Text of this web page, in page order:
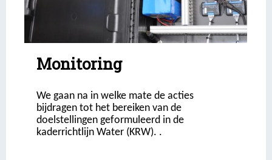
Monitoring
We gaan na in welke mate de acties
bijdragen tot het bereiken van de
doelstellingen geformuleerd in de
kaderrichtlijn Water (KRW). .